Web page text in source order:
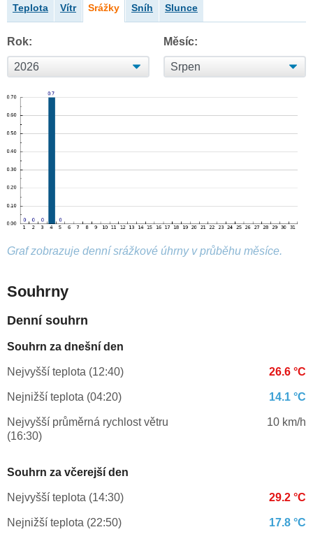
Teplota Vítr Srážky Sníh Slunce
Rok: Měsíc:
Graf zobrazuje denní srážkové úhrny v průběhu měsíce.
Souhrny
Denní souhrn
Souhrn za dnešní den
Nejvyšší teplota (12:40) 26.6 °C
Nejnižší teplota (04:20) 14.1 °C
Nejvyšší průměrná rychlost větru
(16:30)
10 km/h
Souhrn za včerejší den
Nejvyšší teplota (14:30) 29.2 °C
Nejnižší teplota (22:50) 17.8 °C